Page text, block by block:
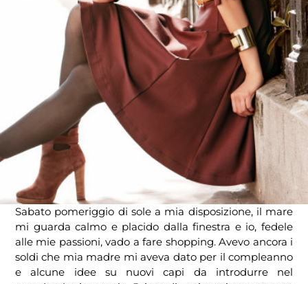
Sabato pomeriggio di sole a mia disposizione, il mare
mi guarda calmo e placido dalla finestra e io, fedele
alle mie passioni, vado a fare shopping. Avevo ancora i
soldi che mia madre mi aveva dato per il compleanno
e alcune idee su nuovi capi da introdurre nel